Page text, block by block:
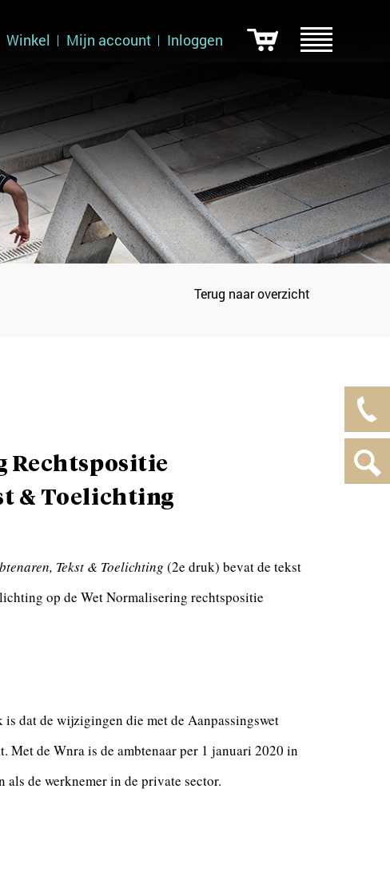
Winkel Mijn account Inloggen
Terug naar overzicht
Rechtspositie
& Toelichting
Tekst & Toelichting (2e druk) bevat de tekst
op de Wet Normalisering rechtspositie
dat de wijzigingen die met de Aanpassingswet
Met de Wnra is de ambtenaar per 1 januari 2020 in
de werknemer in de private sector.